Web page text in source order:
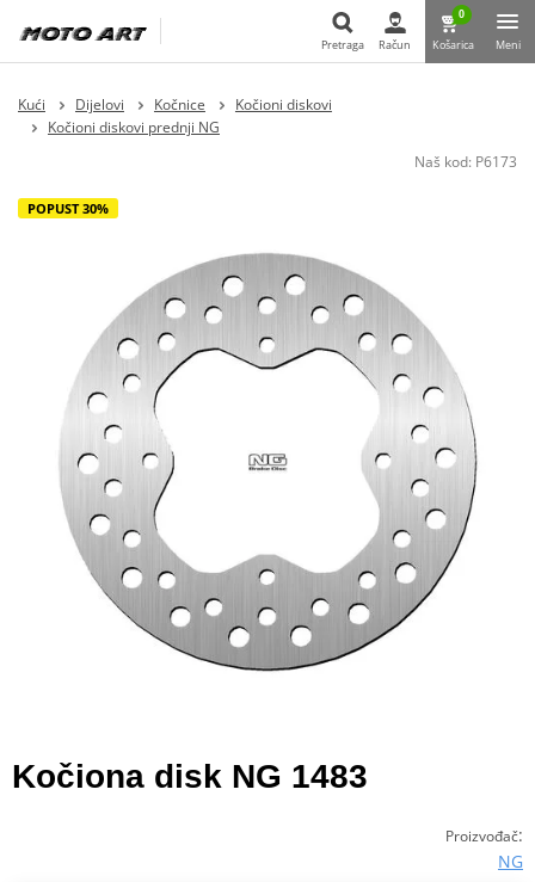
Pretraga Račun
0
Košarica Meni
Kući Dijelovi Kočnice
Kočioni diskovi
Kočioni diskovi prednji NG
Naš kod: P6173
POPUST 30%
Kočiona disk NG 1483
Proizvođač:
NG